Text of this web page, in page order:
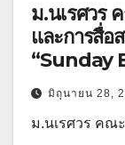
ม.นเรศวร
และการสื่อ
“Sunday
ถอดรหัสลับ
ประกอบการ
มิถุนายน 28,
ม.นเรศวร คณ